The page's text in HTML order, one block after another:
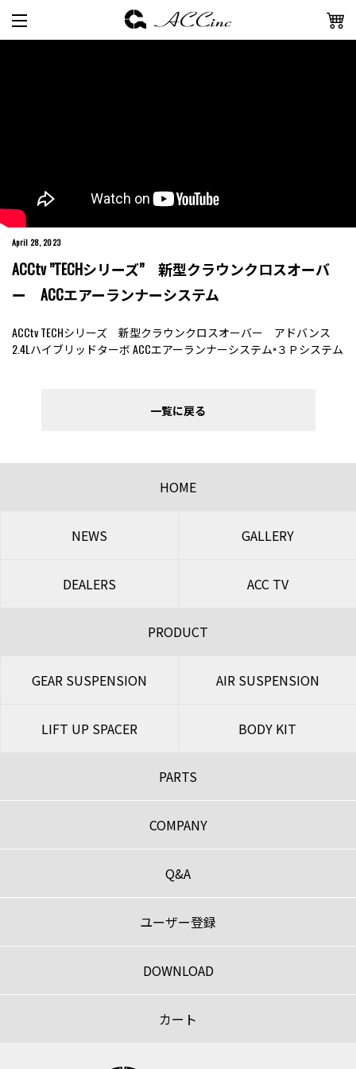
April 28, 2023
ACCtv ”TECHシリーズ” 新型クラウンクロスオーバ
ー ACCエアーランナーシステム
ACCtv TECHシリーズ 新型クラウンクロスオーバー アドバンス
2.4LハイブリッドターボACCエアーランナーシステム×３Ｐシステム
一覧に戻る
HOME
NEWS GALLERY
DEALERS ACC TV
PRODUCT
GEAR SUSPENSION AIR SUSPENSION
LIFT UP SPACER BODY KIT
PARTS
COMPANY
Q&A
ユーザー登録
DOWNLOAD
カート